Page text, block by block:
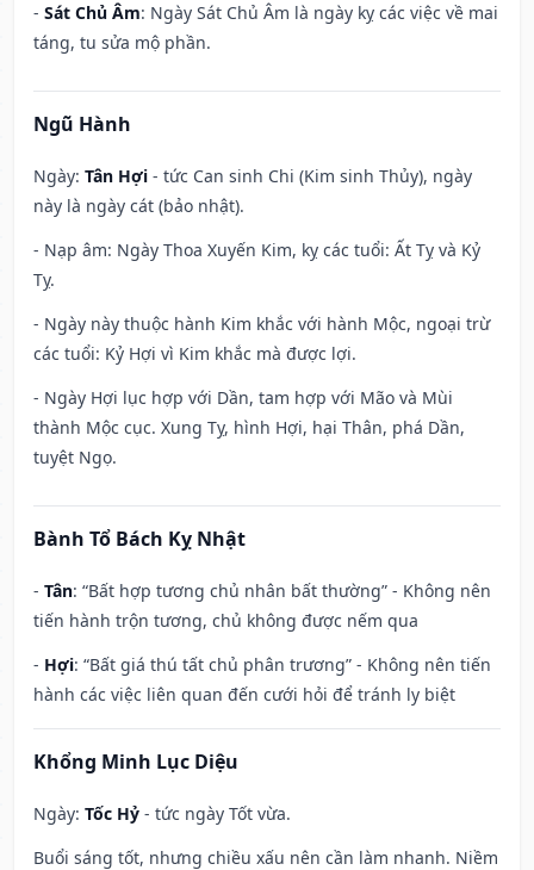
- Sát Chủ Âm: Ngày Sát Chủ Âm là ngày kỵ các việc về mai
táng, tu sửa mộ phần.
Ngũ Hành
Ngày: Tân Hợi - tức Can sinh Chi (Kim sinh Thủy), ngày
này là ngày cát (bảo nhật).
- Nạp âm: Ngày Thoa Xuyến Kim, kỵ các tuổi: Ất Tỵ và Kỷ
Tỵ.
- Ngày này thuộc hành Kim khắc với hành Mộc, ngoại trừ
các tuổi: Kỷ Hợi vì Kim khắc mà được lợi.
- Ngày Hợi lục hợp với Dần, tam hợp với Mão và Mùi
thành Mộc cục. Xung Tỵ, hình Hợi, hại Thân, phá Dần,
tuyệt Ngọ.
Bành Tổ Bách Kỵ Nhật
- Tân: “Bất hợp tương chủ nhân bất thường” - Không nên
tiến hành trộn tương, chủ không được nếm qua
- Hợi: “Bất giá thú tất chủ phân trương” - Không nên tiến
hành các việc liên quan đến cưới hỏi để tránh ly biệt
Khổng Minh Lục Diệu
Ngày: Tốc Hỷ - tức ngày Tốt vừa.
Buổi sáng tốt, nhưng chiều xấu nên cần làm nhanh. Niềm